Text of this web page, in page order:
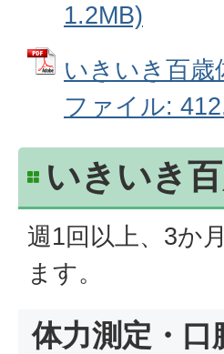
1.2MB)
いきいき百
ファイル:
いきいき
週1回以上、3か
ます。
体力測定・